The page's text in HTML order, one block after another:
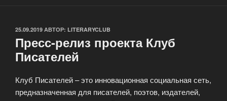
ОПУБЛИКОВАНО
25.09.2019 АВТОР: LITERARYCLUB
Пресс-релиз проекта Клуб
Писателей
Клуб Писателей – это инновационная социальная сеть,
предназначенная для писателей, поэтов, издателей,